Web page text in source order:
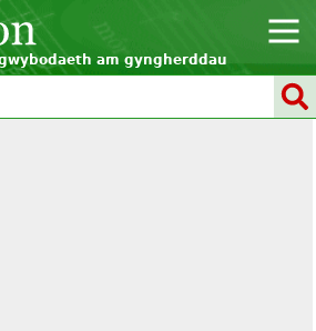
am gyngherddau